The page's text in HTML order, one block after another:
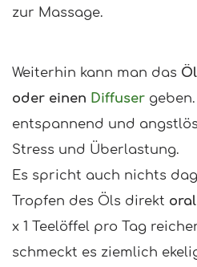
zur Massage.
Weiterhin kann man das
oder einen Diffuser
entspannend und
Stress und Überlastung.
Es spricht auch nichts
Tropfen des Öls direkt
x 1 Teelöffel pro Tag
schmeckt es ziemlich